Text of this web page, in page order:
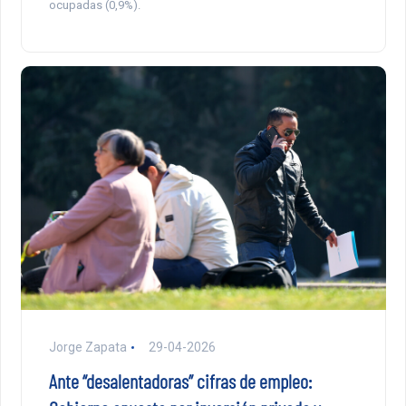
ocupadas (0,9%).
Jorge Zapata 29-04-2026
Ante “desalentadoras” cifras de empleo: